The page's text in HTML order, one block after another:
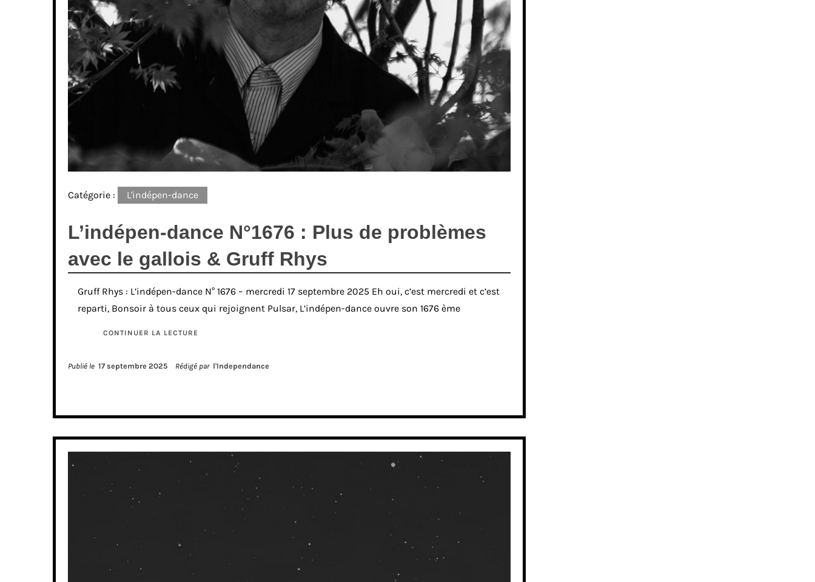
Catégorie : L'indépen-dance
L’indépen-dance N°1676 : Plus de problèmes
avec le gallois & Gruff Rhys
Gruff Rhys : L’indépen-dance N° 1676 – mercredi 17 septembre 2025 Eh oui, c’est mercredi et c’est
reparti, Bonsoir à tous ceux qui rejoignent Pulsar, L’indépen-dance ouvre son 1676 ème
CONTINUER LA LECTURE
Publié le 17 septembre 2025 Rédigé par l'Independance